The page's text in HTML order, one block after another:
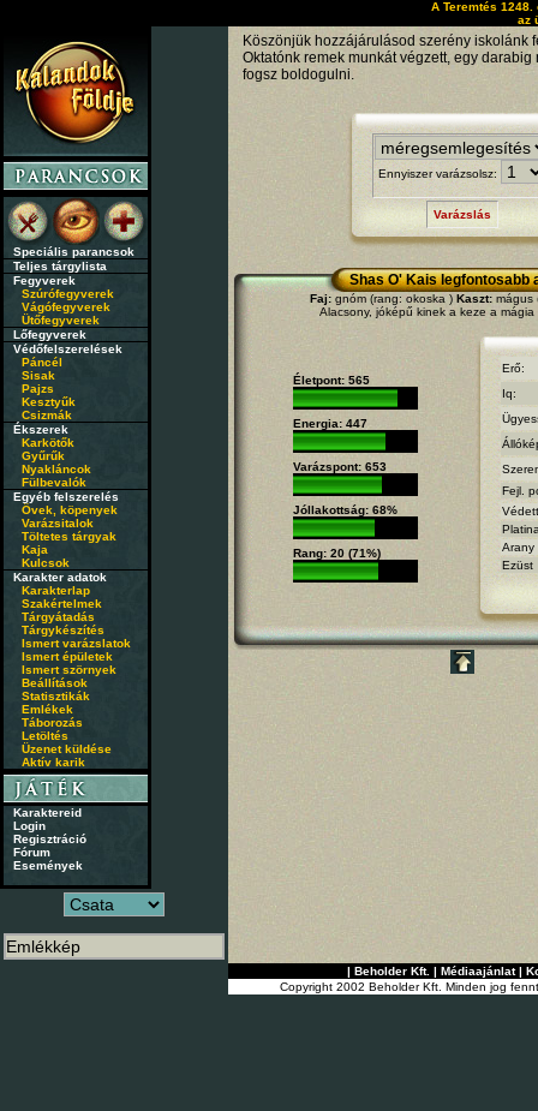
A Teremtés
az
Speciális parancsok
Teljes tárgylista
Fegyverek
Szúrófegyverek
Vágófegyverek
Ütőfegyverek
Lőfegyverek
Védőfelszerelések
Páncél
Sisak
Pajzs
Kesztyűk
Csizmák
Ékszerek
Karkötők
Gyűrűk
Nyakláncok
Fülbevalók
Egyéb felszerelés
Övek, köpenyek
Varázsitalok
Töltetes tárgyak
Kaja
Kulcsok
Karakter adatok
Karakterlap
Szakértelmek
Tárgyátadás
Tárgykészítés
Ismert varázslatok
Ismert épületek
Ismert szörnyek
Beállítások
Statisztikák
Emlékek
Táborozás
Letöltés
Üzenet küldése
Aktív karik
Karaktereid
Login
Regisztráció
Fórum
Események
Köszönjük hozzájárulásod szerény iskolánk
Oktatónk remek munkát végzett, egy darabig
fogsz boldogulni.
Ennyiszer varázsolsz:
Varázslás
Shas O' Kais legfontosabb
Faj:gnóm (rang: okoska ) Kaszt:mágus
Alacsony, jóképű kinek a keze a
Életpont: 565
Energia: 447
Varázspont: 653
Jóllakottság: 68%
Rang: 20 (71%)
Erő:
Iq:
Fejl.
Arany
Ezüst
| Beholder Kft. | Médiaajánlat|
Copyright 2002 Beholder Kft. Minden jog